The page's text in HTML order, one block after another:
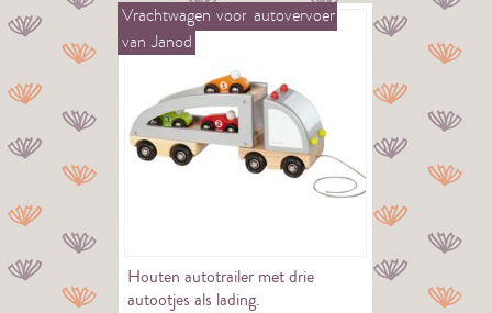
Vrachtwagen voor autovervoer
van Janod
Houten autotrailer met drie
autootjes als lading.